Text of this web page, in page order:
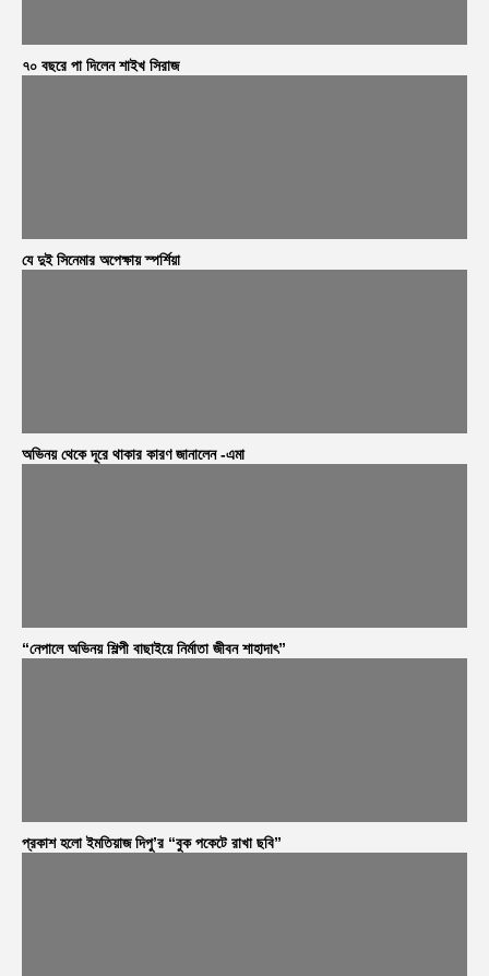
৭০ বছরে পা দিলেন শাইখ সিরাজ
যে দুই সিনেমার অপেক্ষায় স্পর্শিয়া
অভিনয় থেকে দূরে থাকার কারণ জানালেন -এমা
“নেপালে অভিনয় শিল্পী বাছাইয়ে নির্মাতা জীবন শাহাদাৎ”
প্রকাশ হলো ইমতিয়াজ দিপু’র “বুক পকেটে রাখা ছবি”